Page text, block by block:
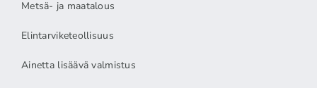
Metsä- ja maatalous
Elintarviketeollisuus
Ainetta lisäävä valmistus